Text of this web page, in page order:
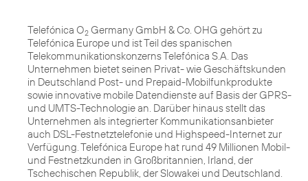
Telefónica O2 Germany GmbH & Co. OHG gehört zu
Telefónica Europe und ist Teil des spanischen
Telekommunikationskonzerns Telefónica S.A. Das
Unternehmen bietet seinen Privat- wie Geschäftskunden
in Deutschland Post- und Prepaid-Mobilfunkprodukte
sowie innovative mobile Datendienste auf Basis der GPRS-
und UMTS-Technologie an. Darüber hinaus stellt das
Unternehmen als integrierter Kommunikationsanbieter
auch DSL-Festnetztelefonie und Highspeed-Internet zur
Verfügung. Telefónica Europe hat rund 49 Millionen Mobil-
und Festnetzkunden in Großbritannien, Irland, der
Tschechischen Republik, der Slowakei und Deutschland.